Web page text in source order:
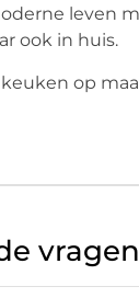
leven
ook in huis.
op
vragen